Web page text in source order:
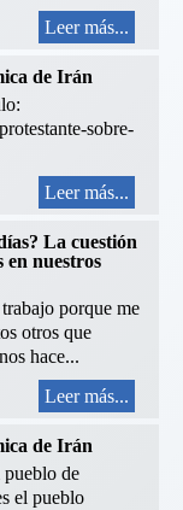
Leer más...
de Irán
sobre-
Leer más...
La cuestión
en nuestros
porque me
otros que
hace...
Leer más...
de Irán
pueblo de
el pueblo